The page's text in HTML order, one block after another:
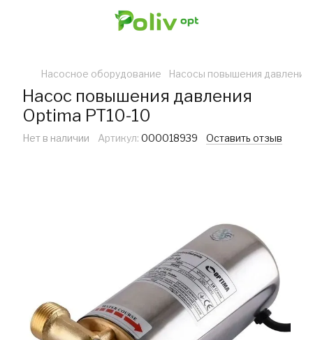
Насосное оборудование Насосы повышения давления
Насос повышения давления
Optima PT10-10
Нет в наличии Артикул: 000018939 Оставить отзыв